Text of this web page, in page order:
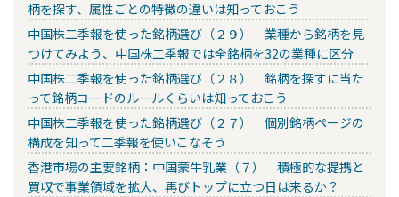
柄を探す、属性ごとの特徴の違いは知っておこう
中国株二季報を使った銘柄選び（２９） 業種から銘柄を見
つけてみよう、中国株二季報では全銘柄を32の業種に区分
中国株二季報を使った銘柄選び（２８） 銘柄を探すに当た
って銘柄コードのルールくらいは知っておこう
中国株二季報を使った銘柄選び（２７） 個別銘柄ページの
構成を知って二季報を使いこなそう
香港市場の主要銘柄：中国蒙牛乳業（７） 積極的な提携と
買収で事業領域を拡大、再びトップに立つ日は来るか？